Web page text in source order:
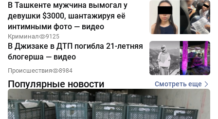
В Ташкенте мужчина вымогал у
девушки $3000, шантажируя её
интимными фото — видео
Криминал 9125
В Джизаке в ДТП погибла 21-летняя
блогерша — видео
Происшествия 8984
Популярные новости Смотреть еще